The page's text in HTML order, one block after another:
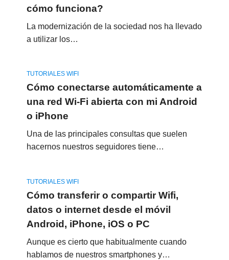
cómo funciona?
La modernización de la sociedad nos ha llevado
a utilizar los…
TUTORIALES WIFI
Cómo conectarse automáticamente a
una red Wi-Fi abierta con mi Android
o iPhone
Una de las principales consultas que suelen
hacernos nuestros seguidores tiene…
TUTORIALES WIFI
Cómo transferir o compartir Wifi,
datos o internet desde el móvil
Android, iPhone, iOS o PC
Aunque es cierto que habitualmente cuando
hablamos de nuestros smartphones y…